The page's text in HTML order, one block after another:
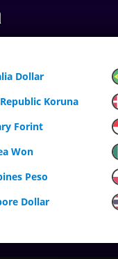
Dollar
Koruna
Forint
Won
Peso
Dollar